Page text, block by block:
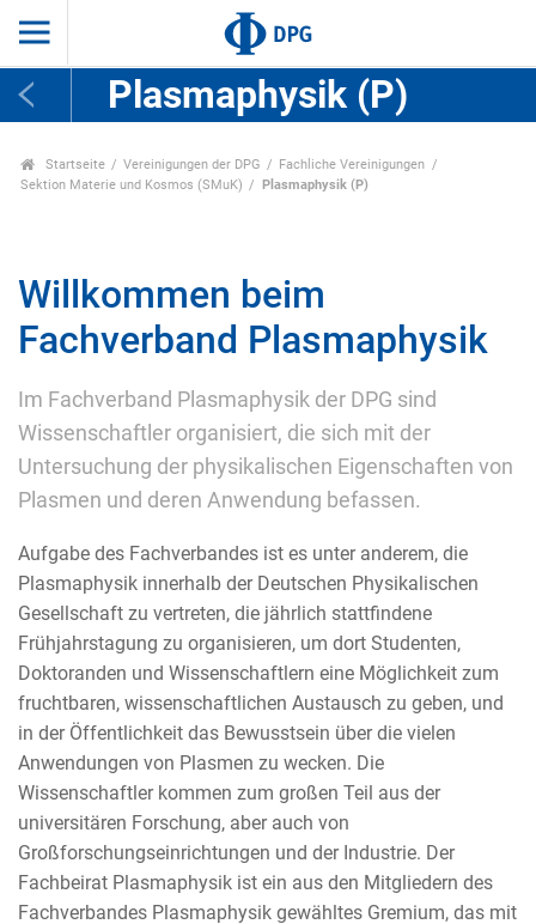
Plasmaphysik (P)
Startseite Vereinigungen der DPG
Fachliche Vereinigungen
Sektion Materie und Kosmos (SMuK)
Plasmaphysik (P)
Willkommen beim
Fachverband Plasmaphysik
Im Fachverband Plasmaphysik der DPG sind
Wissenschaftler organisiert, die sich mit der
Untersuchung der physikalischen Eigenschaften von
Plasmen und deren Anwendung befassen.
Aufgabe des Fachverbandes ist es unter anderem, die
Plasmaphysik innerhalb der Deutschen Physikalischen
Gesellschaft zu vertreten, die jährlich stattfindene
Frühjahrstagung zu organisieren, um dort Studenten,
Doktoranden und Wissenschaftlern eine Möglichkeit zum
fruchtbaren, wissenschaftlichen Austausch zu geben, und
in der Öffentlichkeit das Bewusstsein über die vielen
Anwendungen von Plasmen zu wecken. Die
Wissenschaftler kommen zum großen Teil aus der
universitären Forschung, aber auch von
Großforschungseinrichtungen und der Industrie. Der
Fachbeirat Plasmaphysik ist ein aus den Mitgliedern des
Fachverbandes Plasmaphysik gewähltes Gremium, das mit